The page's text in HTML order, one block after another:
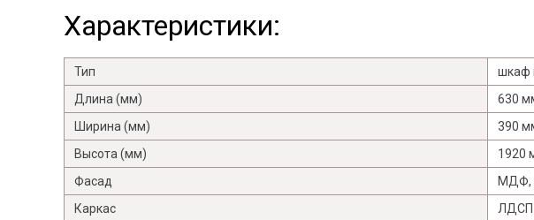
Характеристики:
Тип
шкаф
Длина (мм)
630
Ширина (мм)
390
Высота (мм)
1920
Фасад
МДФ,
Каркас
ЛДСП